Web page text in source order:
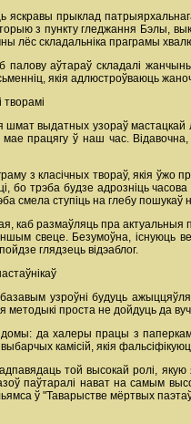
яскравы прыклад
з пункту гледжання Бэлы,
лёс складальніка праграмы
аўтараў складалі
якія адлюстроўваюць
творамі
шмат выдатных узораў
працягу ў наш час. Відавочна,
з класічных твораў, якія ўжо
бо трэба будзе адрозніць
смела ступіць на глебу пошукаў
каб размаўляць пра
свеце. Безумоўна, існуюць
глядзець відэаблог.
узроўні будуць
методыкі проста не дойдуць да
да халеры працы з
камісій, якія
той высокай ролі,
паўтаралі нават на самым
ў "Таварыстве мёртвых